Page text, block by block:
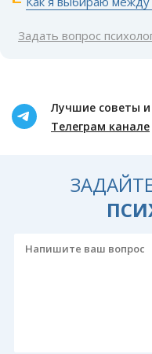
Задать вопрос
Лучшие советы
Телеграм канале